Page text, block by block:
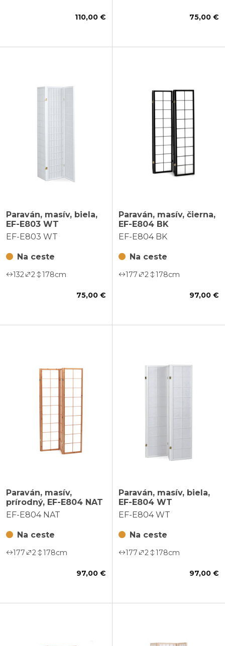
110,00 € 75,00 €
Paraván, masív, biela,
EF-E803 WT
EF-E803 WT
Na ceste
132 2 178cm
75,00 €
Paraván, masív, čierna,
EF-E804 BK
EF-E804 BK
Na ceste
177 2 178cm
97,00 €
Paraván, masív,
prírodný, EF-E804 NAT
EF-E804 NAT
Na ceste
177 2 178cm
97,00 €
Paraván, masív, biela,
EF-E804 WT
EF-E804 WT
Na ceste
177 2 178cm
97,00 €